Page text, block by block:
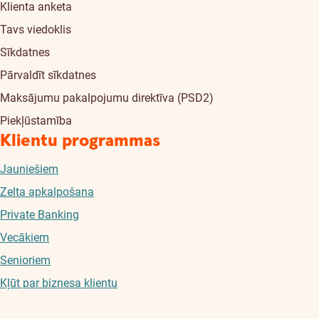
Klienta anketa
Tavs viedoklis
Sīkdatnes
Pārvaldīt sīkdatnes
Maksājumu pakalpojumu direktīva (PSD2)
Piekļūstamība
Klientu programmas
Jauniešiem
Zelta apkalpošana
Private Banking
Vecākiem
Senioriem
Kļūt par biznesa klientu